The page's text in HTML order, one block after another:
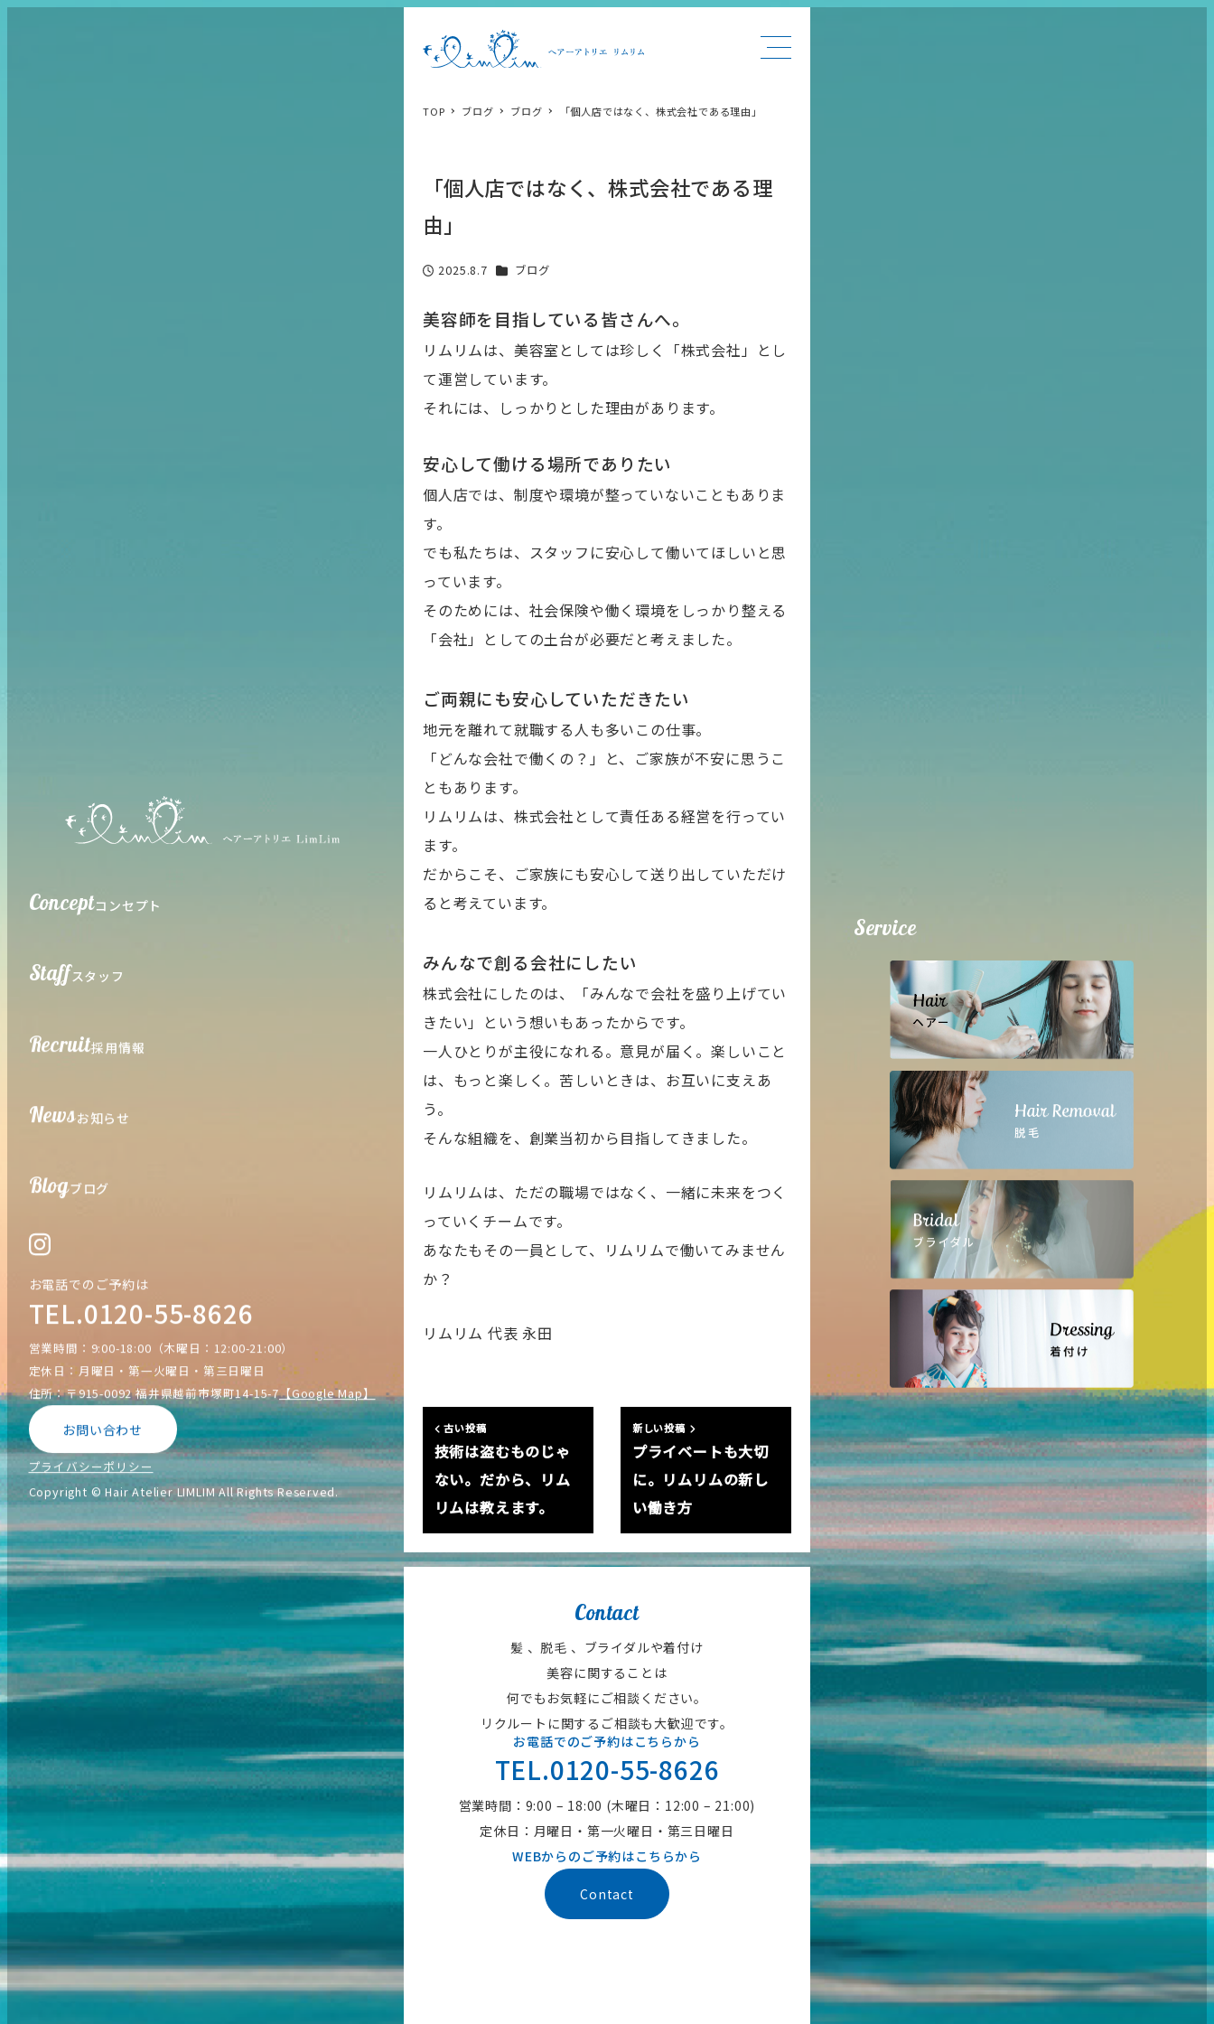
Conceptコンセプト
Staffスタッフ
Recruit採用情報
Newsお知らせ
Blogブログ
お電話でのご予約は
TEL.0120-55-8626
営業時間：9:00-18:00（木曜日：12:00-21:00）
定休日：月曜日・第一火曜日・第三日曜日
住所：〒915-0092 福井県越前市塚町14-15-7【Google Map】
お問い合わせ
プライバシーポリシー
Copyright © Hair Atelier LIMLIM All Rights Reserved.
Service
TOP ブログ ブログ 「個人店ではなく、株式会社である理由」
「個人店ではなく、株式会社である理
由」
投稿日
2025.8.7 カテゴリー
ブログ
美容師を目指している皆さんへ。
リムリムは、美容室としては珍しく「株式会社」とし
て運営しています。
それには、しっかりとした理由があります。
安心して働ける場所でありたい
個人店では、制度や環境が整っていないこともありま
す。
でも私たちは、スタッフに安心して働いてほしいと思
っています。
そのためには、社会保険や働く環境をしっかり整える
「会社」としての土台が必要だと考えました。
ご両親にも安心していただきたい
地元を離れて就職する人も多いこの仕事。
「どんな会社で働くの？」と、ご家族が不安に思うこ
ともあります。
リムリムは、株式会社として責任ある経営を行ってい
ます。
だからこそ、ご家族にも安心して送り出していただけ
ると考えています。
みんなで創る会社にしたい
株式会社にしたのは、「みんなで会社を盛り上げてい
きたい」という想いもあったからです。
一人ひとりが主役になれる。意見が届く。楽しいこと
は、もっと楽しく。苦しいときは、お互いに支えあ
う。
そんな組織を、創業当初から目指してきました。
リムリムは、ただの職場ではなく、一緒に未来をつく
っていくチームです。
あなたもその一員として、リムリムで働いてみません
か？
リムリム 代表 永田
古い投稿
技術は盗むものじゃ
ない。だから、リム
リムは教えます。
新しい投稿
プライベートも大切
に。リムリムの新し
い働き方
Contact
髪 、脱毛 、ブライダルや着付け
美容に関することは
何でもお気軽にご相談ください。
リクルートに関するご相談も大歓迎です。
お電話でのご予約はこちらから
TEL.0120-55-8626
営業時間：9:00 – 18:00 (木曜日：12:00 – 21:00)
定休日：月曜日・第一火曜日・第三日曜日
WEBからのご予約はこちらから
Contact